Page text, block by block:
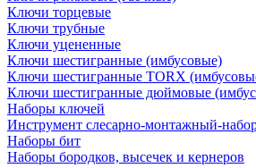
Ключи торцевые
Ключи трубные
Ключи уцененные
Ключи шестигранные (имбусовые)
Ключи шестигранные TORX
Ключи шестигранные дюймовые
Наборы ключей
Инструмент слесарно-монтажный-
Наборы бит
Наборы бородков, высечек и кернеров